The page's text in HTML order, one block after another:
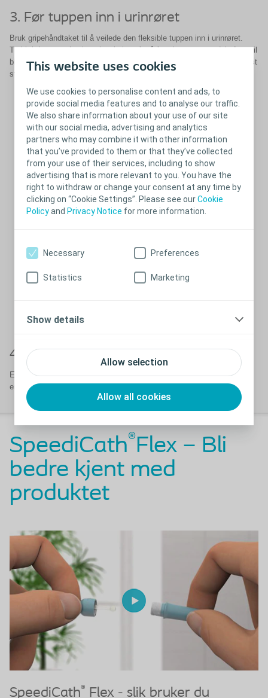
This website uses cookies
We use cookies to personalise content and ads, to
provide social media features and to analyse our traffic.
We also share information about your use of our site
with our social media, advertising and analytics
partners who may combine it with other information
that you’ve provided to them or that they’ve collected
from your use of their services, including to show
advertising that is more relevant to you. You have the
right to withdraw or change your consent at any time by
clicking on “Cookie Settings”. Please see ourCookie
Policyand Privacy Notice for more information.
Allow selection
Allow all cookies
Necessary Preferences
Statistics Marketing
Show details
3. Før tuppen inn i urinrøret
Bruk gripehåndtaket til å veilede den fleksible tuppen inn i urinrøret.
Trekk i den tørre beskyttelseshylsen for å føre kateteret gradvis frem til
blæren. Ved å klemme forsiktig på gripehåndtaket kan du når som helst
stanse innføringen av kateteret.
4. Lukk og pakk
Etter bruk lukker du igjen de to endene og legger kateteret tilbake i
emballasjen. Lukk emballasjen for diskré kassering.
SpeediCath®Flex – Bli
bedre kjent med
produktet
SpeediCath®
Flex - slik bruker du